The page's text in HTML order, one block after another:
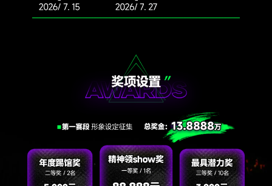
它没有神像，但有节拍；没有圣经，但有歌词；
嘻哈不再只是反叛权威，而是对抗虚假；
不再只强调强者姿态，而是允许真实情绪存在。
一、从"审判神学"到"疗愈神学"
早期嘻哈像《旧约》式的呐喊—控诉不公、挑战
秩序。
而00后更像"新约"的语境—强调爱、宽恕、关系与